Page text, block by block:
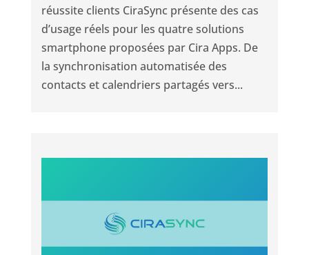
réussite clients CiraSync présente des cas
d’usage réels pour les quatre solutions
smartphone proposées par Cira Apps. De
la synchronisation automatisée des
contacts et calendriers partagés vers...